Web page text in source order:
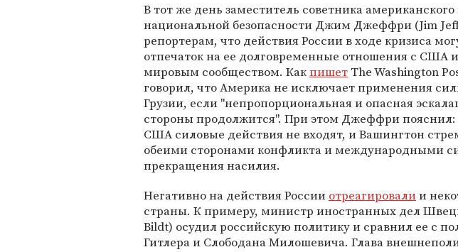
В тот же день заместитель советника
национальной безопасности Джим Джеффри (Jim
репортерам, что действия России в ходе кризиса
отпечаток на ее долговременные отношения с США
мировым сообществом. Какпишет The Washington
говорил, что Америка не исключает применения
Грузии, если "непропорциональная и опасная
стороны продолжится". При этом Джеффри пояснил:
США силовые действия не входят, и Вашингтон
обеими сторонами конфликта и международными
прекращения насилия.
Негативно на действия России отреагировалии
страны. К примеру, министр иностранных дел
Bildt) осудил российскую политику и сравнил ее с
Гитлера и Слободана Милошевича. Глава